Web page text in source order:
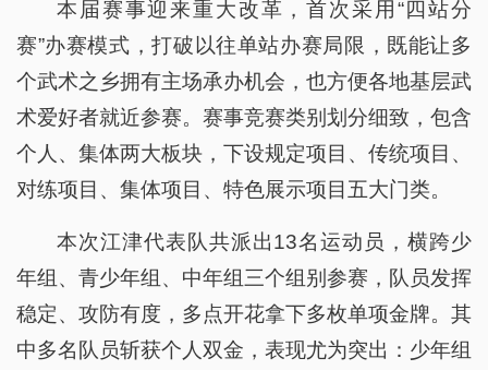
本届赛事迎来重大改革，首次采用“四站分
赛”办赛模式，打破以往单站办赛局限，既能让多
个武术之乡拥有主场承办机会，也方便各地基层武
术爱好者就近参赛。赛事竞赛类别划分细致，包含
个人、集体两大板块，下设规定项目、传统项目、
对练项目、集体项目、特色展示项目五大门类。
本次江津代表队共派出13名运动员，横跨少
年组、青少年组、中年组三个组别参赛，队员发挥
稳定、攻防有度，多点开花拿下多枚单项金牌。其
中多名队员斩获个人双金，表现尤为突出：少年组